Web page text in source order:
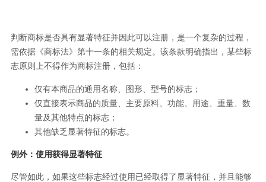
判断商标是否具有显著特征并因此可以注册，是一个复杂的过程，
需依据《商标法》第十一条的相关规定。该条款明确指出，某些标
志原则上不得作为商标注册，包括：
仅有本商品的通用名称、图形、型号的标志；
仅直接表示商品的质量、主要原料、功能、用途、重量、数
量及其他特点的标志；
其他缺乏显著特征的标志。
例外：使用获得显著特征
尽管如此，如果这些标志经过使用已经取得了显著特征，并且能够